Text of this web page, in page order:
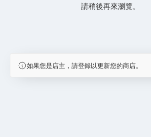
請稍後再來瀏覽。
如果您是店主，請登錄以更新您的商店。